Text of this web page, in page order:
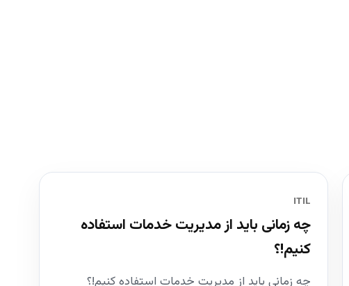
ITIL
چه زمانی باید از مدیریت خدمات استفاده
کنیم!؟
چه زمانی باید از مدیریت خدمات استفاده کنیم!؟